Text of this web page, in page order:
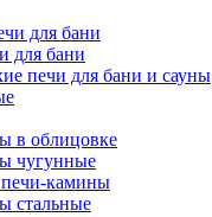
для бани
для бани
печи для бани и сауны
в облицовке
чугунные
камины
стальные